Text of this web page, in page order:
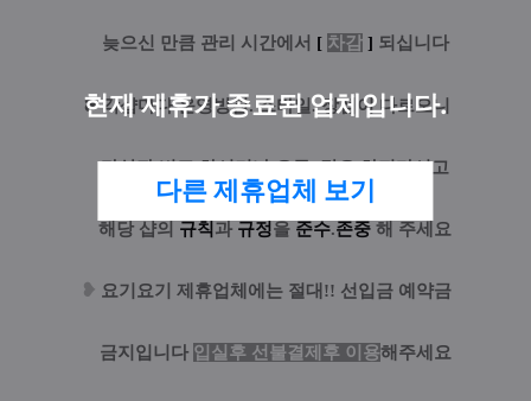
현재 제휴가 종료된 업체입니다.
다른 제휴업체 보기
늦으신 만큼 관리 시간에서 [ 차감] 되십니다
❥ 각샵마다 운영방침. 스타일. 장점이 다르오니
타샵과 비교 하시거나 요구. 강요 하지마시고
해당 샵의 규칙 과 규정을 준수.존중 해 주세요
❥ 요기요기 제휴업체에는 절대!! 선입금 예약금
금지 입니다 입실후 선불결제후 이용해주세요